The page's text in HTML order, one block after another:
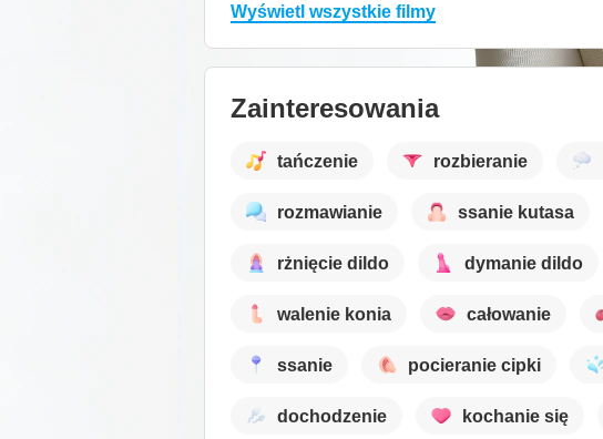
Wyświetl wszystkie filmy
Zainteresowania
tańczenie rozbieranie
rozmawianie ssanie kutasa
rżnięcie dildo dymanie dildo
walenie konia całowanie
ssanie pocieranie cipki
dochodzenie kochanie się